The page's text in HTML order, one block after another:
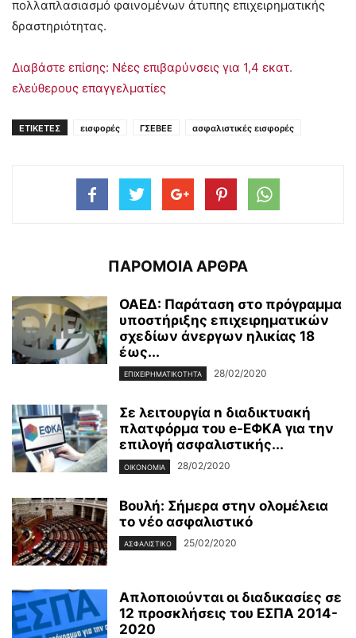
πολλαπλασιασμό φαινομένων άτυπης επιχειρηματικής
δραστηριότητας.
Διαβάστε επίσης: Νέες επιβαρύνσεις για 1,4 εκατ.
ελεύθερους επαγγελματίες
ΕΤΙΚΕΤΕΣ εισφορές ΓΣΕΒΕΕ ασφαλιστικές εισφορές
ΠΑΡΟΜΟΙΑ ΑΡΘΡΑ
ΟΑΕΔ: Παράταση στο πρόγραμμα
υποστήριξης επιχειρηματικών
σχεδίων άνεργων ηλικίας 18
έως...
ΕΠΙΧΕΙΡΗΜΑΤΙΚΌΤΗΤΑ 28/02/2020
Σε λειτουργία n διαδικτυακή
πλατφόρμα του e-ΕΦΚΑ για την
επιλογή ασφαλιστικής...
ΟΙΚΟΝΟΜΊΑ 28/02/2020
Βουλή: Σήμερα στην ολομέλεια
το νέο ασφαλιστικό
ΑΣΦΑΛΙΣΤΙΚΌ 25/02/2020
Απλοποιούνται οι διαδικασίες σε
12 προσκλήσεις του ΕΣΠΑ 2014-
2020